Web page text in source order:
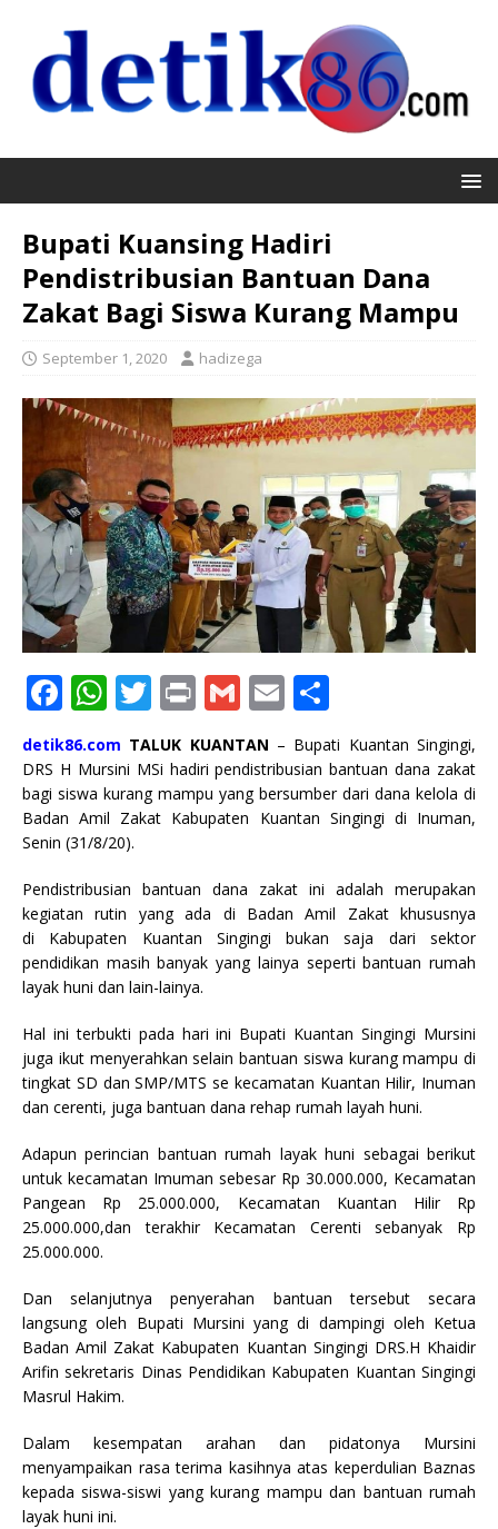
Bupati Kuansing Hadiri
Pendistribusian Bantuan Dana
Zakat Bagi Siswa Kurang Mampu
September 1, 2020 hadizega
F
a
c
e
b
o
k
W
at
s
A
p
T
w
it
te
r
P
ri
n
t
G
m
ai
l
E
m
ai
l
h
ar
e
detik86.com TALUK KUANTAN – Bupati Kuantan Singingi,
DRS H Mursini MSi hadiri pendistribusian bantuan dana zakat
bagi siswa kurang mampu yang bersumber dari dana kelola di
Badan Amil Zakat Kabupaten Kuantan Singingi di Inuman,
Senin (31/8/20).
Pendistribusian bantuan dana zakat ini adalah merupakan
kegiatan rutin yang ada di Badan Amil Zakat khususnya
di Kabupaten Kuantan Singingi bukan saja dari sektor
pendidikan masih banyak yang lainya seperti bantuan rumah
layak huni dan lain-lainya.
Hal ini terbukti pada hari ini Bupati Kuantan Singingi Mursini
juga ikut menyerahkan selain bantuan siswa kurang mampu di
tingkat SD dan SMP/MTS se kecamatan Kuantan Hilir, Inuman
dan cerenti, juga bantuan dana rehap rumah layah huni.
Adapun perincian bantuan rumah layak huni sebagai berikut
untuk kecamatan Imuman sebesar Rp 30.000.000, Kecamatan
Pangean Rp 25.000.000, Kecamatan Kuantan Hilir Rp
25.000.000,dan terakhir Kecamatan Cerenti sebanyak Rp
25.000.000.
Dan selanjutnya penyerahan bantuan tersebut secara
langsung oleh Bupati Mursini yang di dampingi oleh Ketua
Badan Amil Zakat Kabupaten Kuantan Singingi DRS.H Khaidir
Arifin sekretaris Dinas Pendidikan Kabupaten Kuantan Singingi
Masrul Hakim.
Dalam kesempatan arahan dan pidatonya Mursini
menyampaikan rasa terima kasihnya atas keperdulian Baznas
kepada siswa-siswi yang kurang mampu dan bantuan rumah
layak huni ini.